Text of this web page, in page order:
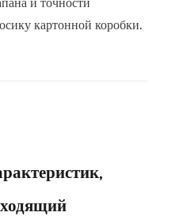
и точности
картонной коробки.